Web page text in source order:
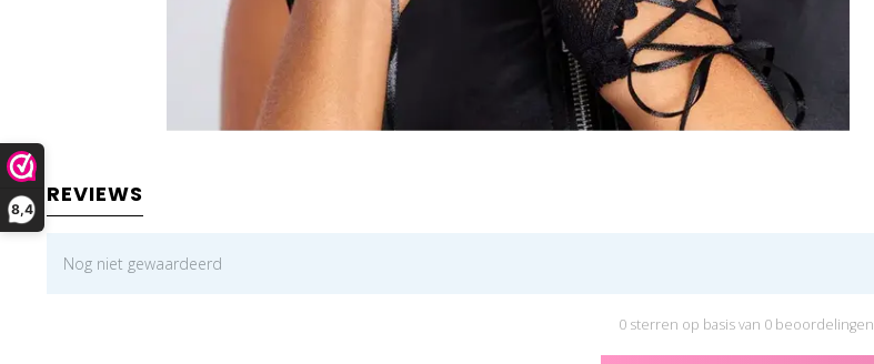
8,4
REVIEWS
Nog niet gewaardeerd
0 sterren op basis van 0 beoordelingen